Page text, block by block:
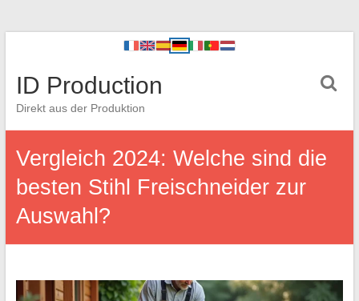
ID Production
Direkt aus der Produktion
Vergleich 2024: Welche sind die
besten Stihl Freischneider zur
Auswahl?